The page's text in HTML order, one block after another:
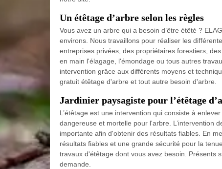
Un étêtage d’arbre selon les règles
Vous avez un arbre qui a besoin d’être étêté ?
environs. Nous travaillons pour réaliser les
entreprises privées, des propriétaires forestiers,
en main l'élagage, l'émondage ou tous autres
intervention grâce aux différents moyens et
gratuit étêtage d'arbre et tout autre besoin d'arbre.
Jardinier paysagiste pour l’étêtage
L’étêtage est une intervention qui consiste à
dangereuse et mortelle pour l'arbre. L’intervention
importante afin d'obtenir des résultats fiables. En
résultats fiables et une grande sécurité pour la
travaux d'étêtage dont vous avez besoin. Présents
demande.